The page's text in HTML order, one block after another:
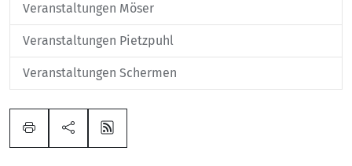
Veranstaltungen Möser
Veranstaltungen Pietzpuhl
Veranstaltungen Schermen